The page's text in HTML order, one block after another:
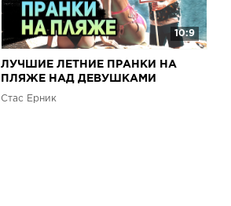
10:9
ЛУЧШИЕ ЛЕТНИЕ ПРАНКИ НА
ПЛЯЖЕ НАД ДЕВУШКАМИ
Стас Ёрник